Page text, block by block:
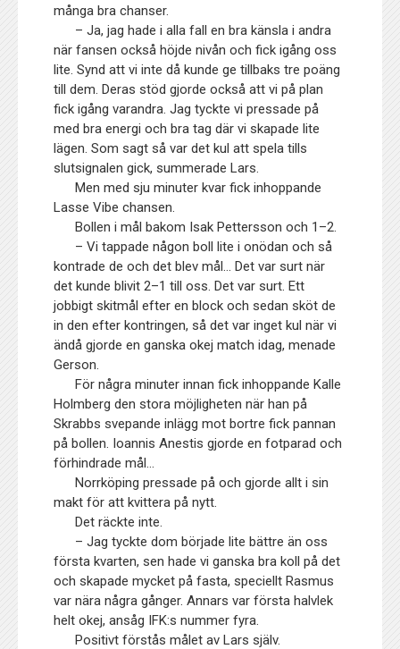
många bra chanser.
– Ja, jag hade i alla fall en bra känsla i andra
när fansen också höjde nivån och fick igång oss
lite. Synd att vi inte då kunde ge tillbaks tre poäng
till dem. Deras stöd gjorde också att vi på plan
fick igång varandra. Jag tyckte vi pressade på
med bra energi och bra tag där vi skapade lite
lägen. Som sagt så var det kul att spela tills
slutsignalen gick, summerade Lars.
Men med sju minuter kvar fick inhoppande
Lasse Vibe chansen.
Bollen i mål bakom Isak Pettersson och 1–2.
– Vi tappade någon boll lite i onödan och så
kontrade de och det blev mål… Det var surt när
det kunde blivit 2–1 till oss. Det var surt. Ett
jobbigt skitmål efter en block och sedan sköt de
in den efter kontringen, så det var inget kul när vi
ändå gjorde en ganska okej match idag, menade
Gerson.
För några minuter innan fick inhoppande Kalle
Holmberg den stora möjligheten när han på
Skrabbs svepande inlägg mot bortre fick pannan
på bollen. Ioannis Anestis gjorde en fotparad och
förhindrade mål…
Norrköping pressade på och gjorde allt i sin
makt för att kvittera på nytt.
Det räckte inte.
– Jag tyckte dom började lite bättre än oss
första kvarten, sen hade vi ganska bra koll på det
och skapade mycket på fasta, speciellt Rasmus
var nära några gånger. Annars var första halvlek
helt okej, ansåg IFK:s nummer fyra.
Positivt förstås målet av Lars själv.